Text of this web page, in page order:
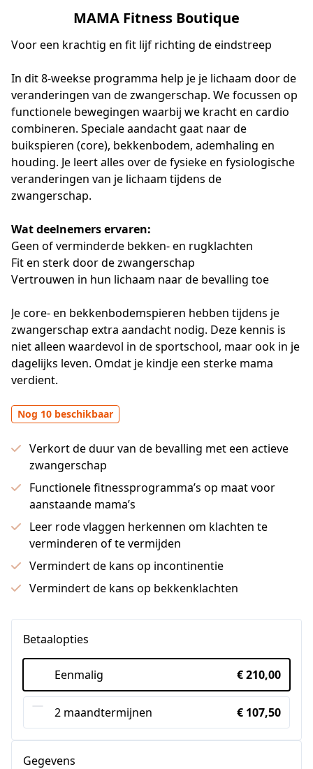
MAMA Fitness Boutique
Voor een krachtig en fit lijf richting de eindstreep
In dit 8-weekse programma help je je lichaam door de
veranderingen van de zwangerschap. We focussen op
functionele bewegingen waarbij we kracht en cardio
combineren. Speciale aandacht gaat naar de
buikspieren (core), bekkenbodem, ademhaling en
houding. Je leert alles over de fysieke en fysiologische
veranderingen van je lichaam tijdens de
zwangerschap.
Wat deelnemers ervaren:
Geen of verminderde bekken- en rugklachten
Fit en sterk door de zwangerschap
Vertrouwen in hun lichaam naar de bevalling toe
Je core- en bekkenbodemspieren hebben tijdens je
zwangerschap extra aandacht nodig. Deze kennis is
niet alleen waardevol in de sportschool, maar ook in je
dagelijks leven. Omdat je kindje een sterke mama
verdient.
Nog 10 beschikbaar
Verkort de duur van de bevalling met een actieve
zwangerschap
Functionele fitnessprogramma’s op maat voor
aanstaande mama’s
Leer rode vlaggen herkennen om klachten te
verminderen of te vermijden
Vermindert de kans op incontinentie
Vermindert de kans op bekkenklachten
Betaalopties
Eenmalig € 210,00
2 maandtermijnen € 107,50
Gegevens